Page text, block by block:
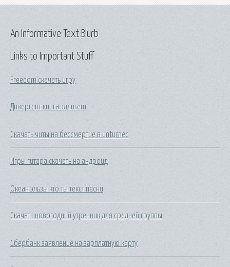
Links to Important Stuff
Freedom скачать игру
Дивергент книга эллигент
Скачать читы на бессмертие в unturned
Игры гитара скачать на андроид
Океан эльзы кто ты текст песни
Скачать новогодний утренник для средней группы
Сбербанк заявление на зарплатную карту
An Informative Text Blurb